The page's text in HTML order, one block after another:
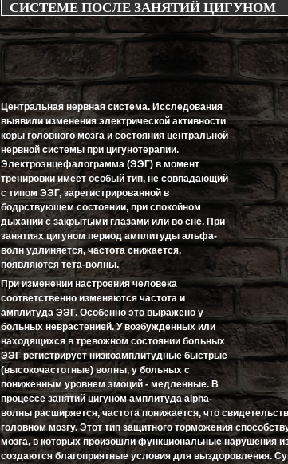
СИСТЕМЕ ПОСЛЕ ЗАНЯТИЙ ЦИГУНОМ
Центральная нервная система. Исследования
выявили изменения электрической активности
коры головного мозга и состояния центральной
нервной системы при цигунотерапии.
Электроэнцефалограмма (ЭЭГ) в момент
тренировки имеет особый тип, не совпадающий
с типом ЭЭГ, зарегистрированной в
бодрствующем состоянии, при спокойном
дыхании с закрытыми глазами или во сне. При
занятиях цигуном период амплитуды альфа-
волн удлиняется, частота снижается,
появляются тета-волны.
При изменении настроения человека
соответственно изменяются частота и
амплитуда ЭЭГ. Особенно это выражено у
больных неврастенией. У возбужденных или
находящихся в тревожном состоянии больных
ЭЭГ регистрирует низкоамплитудные быстрые
(высокочастотные) волны, у больных с
пониженным уровнем эмоций - медленные. В
процессе занятий цигуном амплитуда alpha-
волны расширяется, частота понижается, что
головном мозгу. Этот тип защитного торможения
мозга, в которых произошли функциональные нарушения
создаются благоприятные условия для выздоровления.